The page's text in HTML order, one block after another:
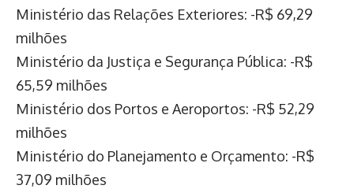
Ministério das Relações Exteriores: -R$ 69,29
milhões
Ministério da Justiça e Segurança Pública: -R$
65,59 milhões
Ministério dos Portos e Aeroportos: -R$ 52,29
milhões
Ministério do Planejamento e Orçamento: -R$
37,09 milhões